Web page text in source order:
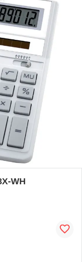
WH